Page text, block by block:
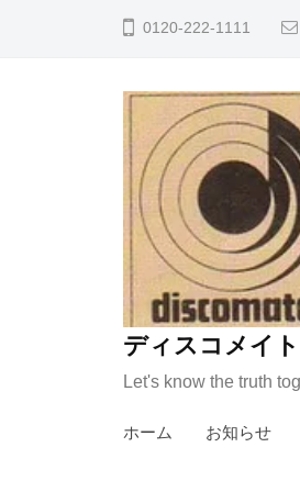
0120-222-1111
ディスコメイ
Let's know the truth
ホーム お知らせ